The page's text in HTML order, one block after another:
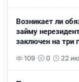
Возникает ли
займу
заключен на три
109 0 22